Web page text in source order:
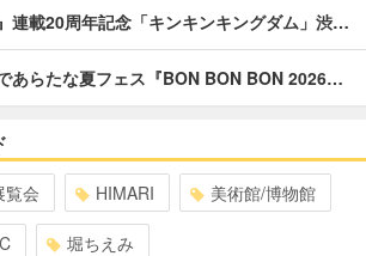
連載20周年記念「キンキンキングダム」渋…
あらたな夏フェス『BON BON BON 2026…
覧会 HIMARI 美術館/博物館
堀ちえみ